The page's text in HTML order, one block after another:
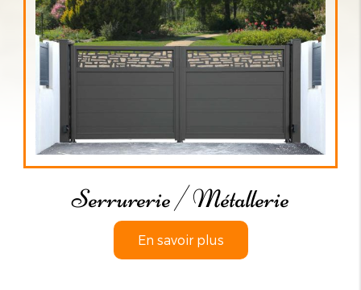
Serrurerie / Métallerie
En savoir plus